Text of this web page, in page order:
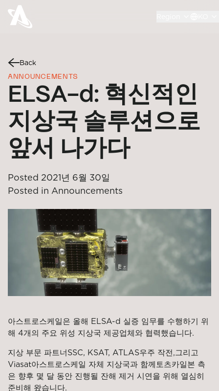
Back
ANNOUNCEMENTS
ELSA-d: 혁신적인
지상국 솔루션으로
앞서 나가다
Posted 2021년 6월 30일
Posted in Announcements
아스트로스케일은 올해 ELSA-d 실증 임무를 수행하기 위
해 4개의 주요 위성 지상국 제공업체와 협력했습니다.
지상 부문 파트너SSC, KSAT, ATLAS우주 작전,그리고
Viasat아스트로스케일 자체 지상국과 함께토츠카일본 측
은 향후 몇 달 동안 진행될 잔해 제거 시연을 위해 열심히
준비해 왔습니다.